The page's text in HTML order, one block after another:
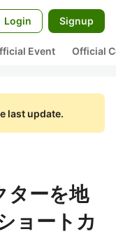
Login Signup
Event Official
last update.
ターを地
ョートカ